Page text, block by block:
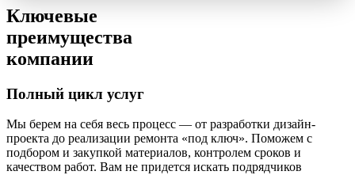
Ключевые
преимущества
компании
Полный цикл услуг
Мы берем на себя весь процесс — от разработки дизайн-
проекта до реализации ремонта «под ключ». Поможем с
подбором и закупкой материалов, контролем сроков и
качеством работ. Вам не придется искать подрядчиков